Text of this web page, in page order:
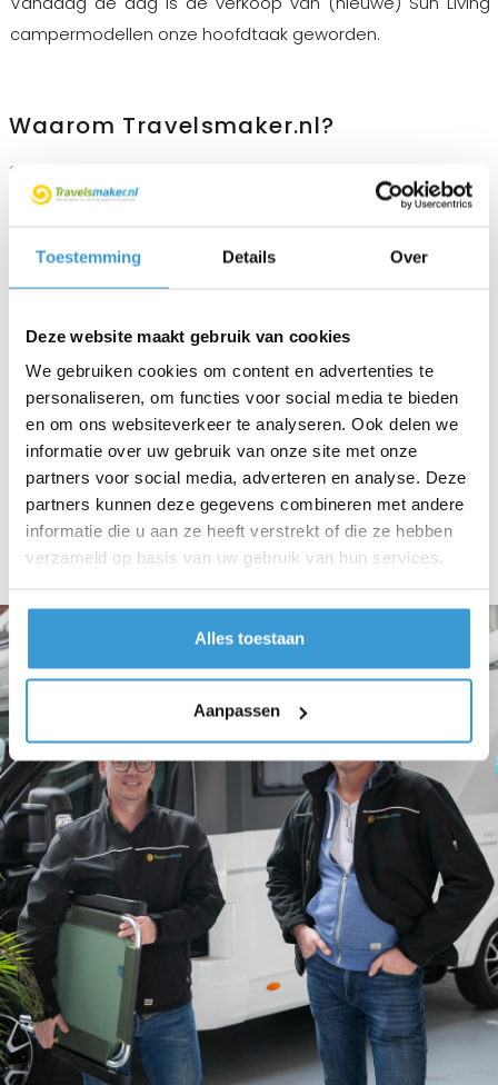
Toestemming Details Over
Deze website maakt gebruik van cookies
We gebruiken cookies om content en advertenties te
personaliseren, om functies voor social media te bieden
en om ons websiteverkeer te analyseren. Ook delen we
informatie over uw gebruik van onze site met onze
partners voor social media, adverteren en analyse. Deze
partners kunnen deze gegevens combineren met andere
informatie die u aan ze heeft verstrekt of die ze hebben
verzameld op basis van uw gebruik van hun services.
Alles toestaan
Aanpassen
campermodellen onze hoofdtaak geworden.
Waarom Travelsmaker.nl?
Sun Living, en dus Travelsmaker, staat garant voor de
ultieme en zorgeloze kampeerbeleving. Als merkdealer zijn
specialist. U kunt bij ons dan ook professionele aankoop-
en garantieservice, volledige onderhoudsbeurten en
gebruik van originele onderdelen verwachten. Ook onze
om u veilig op weg te sturen met uw nieuwe Sun Living
camper. Neem gerust contact met ons op voor een
gedegen advies bij de aanschaf van uw nieuwe camper.
Lees meer